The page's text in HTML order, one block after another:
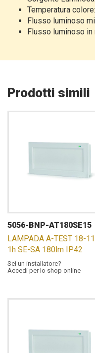
Temperatura
Flusso luminoso
Flusso luminoso in
Prodotti simili
5056-BNP-AT180SE15
LAMPADA A-TEST 18-
1h SE-SA 180lm IP42
Sei un installatore?
Accedi per lo shop online